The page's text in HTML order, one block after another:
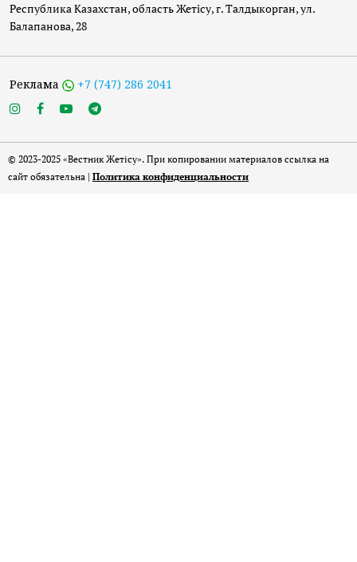
Республика Казахстан, область Жетісу, г. Талдыкорган, ул.
Балапанова, 28
Реклама +7 (747) 286 2041
© 2023-2025 «Вестник Жетісу». При копировании материалов ссылка на
сайт обязательна | Политика конфиденциальности